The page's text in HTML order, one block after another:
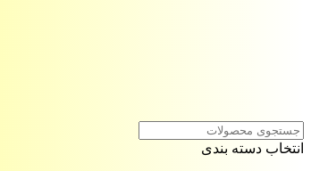
انتخاب دسته بندی